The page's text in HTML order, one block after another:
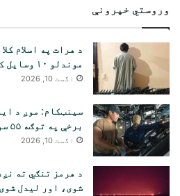
وروستي خپرونې
د هرات په اسلام
موندلو ۱۰ وسایل کشف او ضبط شوي
اگست 10, 2026
سینټکام: موږ د
برخې په توګه ۵۵ سوداګریزې کښتۍ اړولې دي
اگست 10, 2026
د هرمز تنګي ته
شوی، اور لیدل شوی